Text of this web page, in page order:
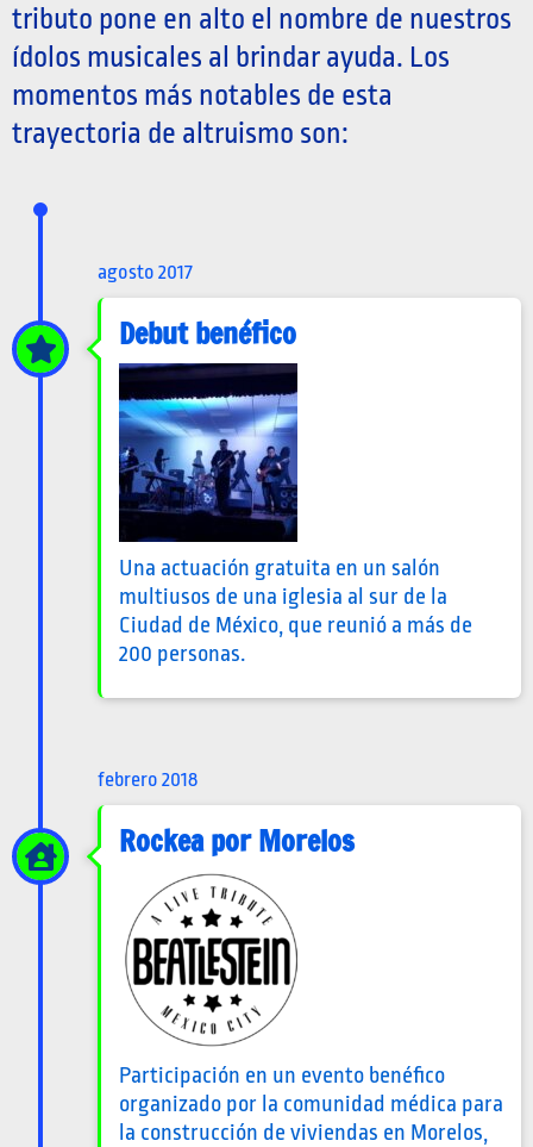
tributo pone en alto el nombre de nuestros
ídolos musicales al brindar ayuda. Los
momentos más notables de esta
trayectoria de altruismo son:
agosto 2017
Debut benéfico
Una actuación gratuita en un salón
multiusos de una iglesia al sur de la
Ciudad de México, que reunió a más de
200 personas.
febrero 2018
Rockea por Morelos
Participación en un evento benéfico
organizado por la comunidad médica para
la construcción de viviendas en Morelos,